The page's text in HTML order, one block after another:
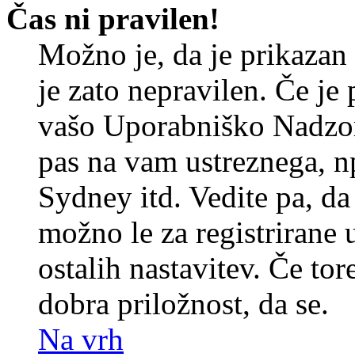
Čas ni pravilen!
Možno je, da je prikazan
je zato nepravilen. Če
vašo Uporabniško
pas na vam ustreznega,
Sydney itd. Vedite pa,
možno le za registrirane
ostalih nastavitev. Če
dobra priložnost, da se.
Na vrh